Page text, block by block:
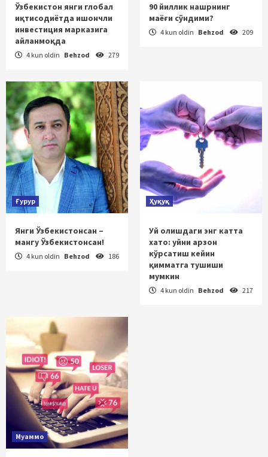
Ўзбекистон янги глобал
иқтисодиётда ишончли
инвестиция марказига
айланмоқда
4 kun oldin Behzod 279
90 йиллик нашрнинг
маёғи сўндими?
4 kun oldin Behzod 209
Ғурур
Янги Ўзбекистонсан –
мангу Ўзбекистонсан!
4 kun oldin Behzod 186
Ҳуқуқ
Уй олишдаги энг катта
хато: уйни арзон
кўрсатиш кейин
қимматга тушиши
мумкин
4 kun oldin Behzod 217
Муаммо